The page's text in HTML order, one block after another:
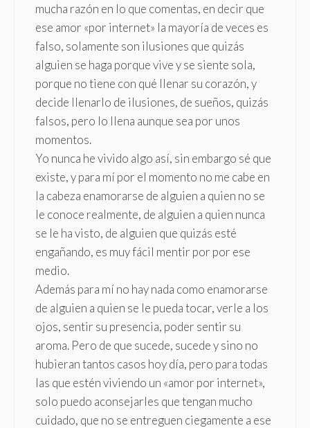
mucha razón en lo que comentas, en decir que
ese amor «por internet» la mayoría de veces es
falso, solamente son ilusiones que quizás
alguien se haga porque vive y se siente sola,
porque no tiene con qué llenar su corazón, y
decide llenarlo de ilusiones, de sueños, quizás
falsos, pero lo llena aunque sea por unos
momentos.
Yo nunca he vivido algo así, sin embargo sé que
existe, y para mí por el momento no me cabe en
la cabeza enamorarse de alguien a quien no se
le conoce realmente, de alguien a quien nunca
se le ha visto, de alguien que quizás esté
engañando, es muy fácil mentir por por ese
medio.
Además para mí no hay nada como enamorarse
de alguien a quien se le pueda tocar, verle a los
ojos, sentir su presencia, poder sentir su
aroma. Pero de que sucede, sucede y sino no
hubieran tantos casos hoy día, pero para todas
las que estén viviendo un «amor por internet»,
solo puedo aconsejarles que tengan mucho
cuidado, que no se entreguen ciegamente a ese